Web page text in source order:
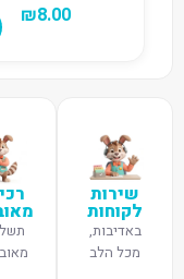
₪8.00
שירות
לקוחות
באדיבות,
מכל הלב